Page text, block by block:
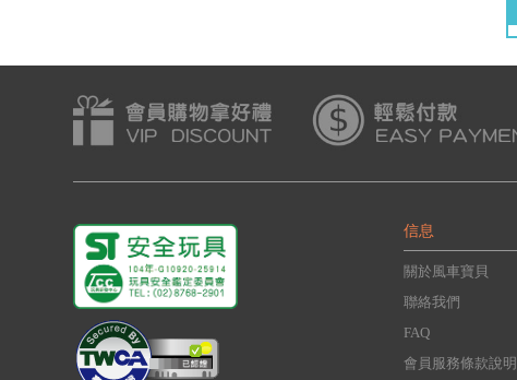
信息
關於風車寶貝
聯絡我們
FAQ
會員服務條款說明